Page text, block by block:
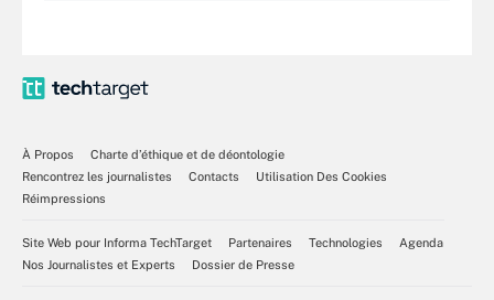
À Propos
Charte d’éthique et de déontologie
Rencontrez les journalistes
Contacts
Utilisation Des Cookies
Réimpressions
Site Web pour Informa TechTarget Partenaires Technologies
Agenda
Nos Journalistes et Experts
Dossier de Presse